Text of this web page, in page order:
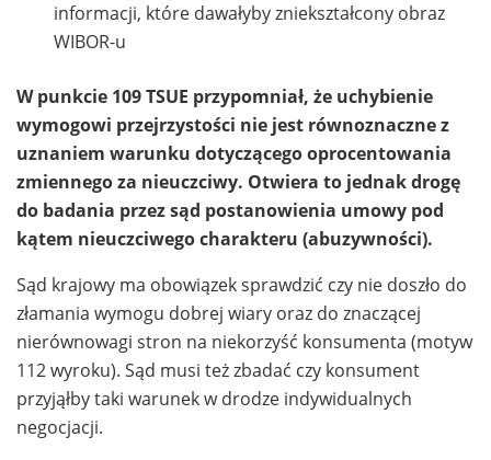
informacji, które dawałyby zniekształcony obraz
WIBOR-u
W punkcie 109 TSUE przypomniał, że uchybienie
wymogowi przejrzystości nie jest równoznaczne z
uznaniem warunku dotyczącego oprocentowania
zmiennego za nieuczciwy. Otwiera to jednak drogę
do badania przez sąd postanowienia umowy pod
kątem nieuczciwego charakteru (abuzywności).
Sąd krajowy ma obowiązek sprawdzić czy nie doszło do
złamania wymogu dobrej wiary oraz do znaczącej
nierównowagi stron na niekorzyść konsumenta (motyw
112 wyroku). Sąd musi też zbadać czy konsument
przyjąłby taki warunek w drodze indywidualnych
negocjacji.